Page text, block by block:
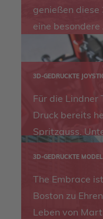
genießen
eine
langer Traum
Pöhacker in
3D-GEDRUCKTE
Für die
Druck bereits
Spritzguss.
3D-GEDRUCKTE
The Embrace
Boston zu
Leben von